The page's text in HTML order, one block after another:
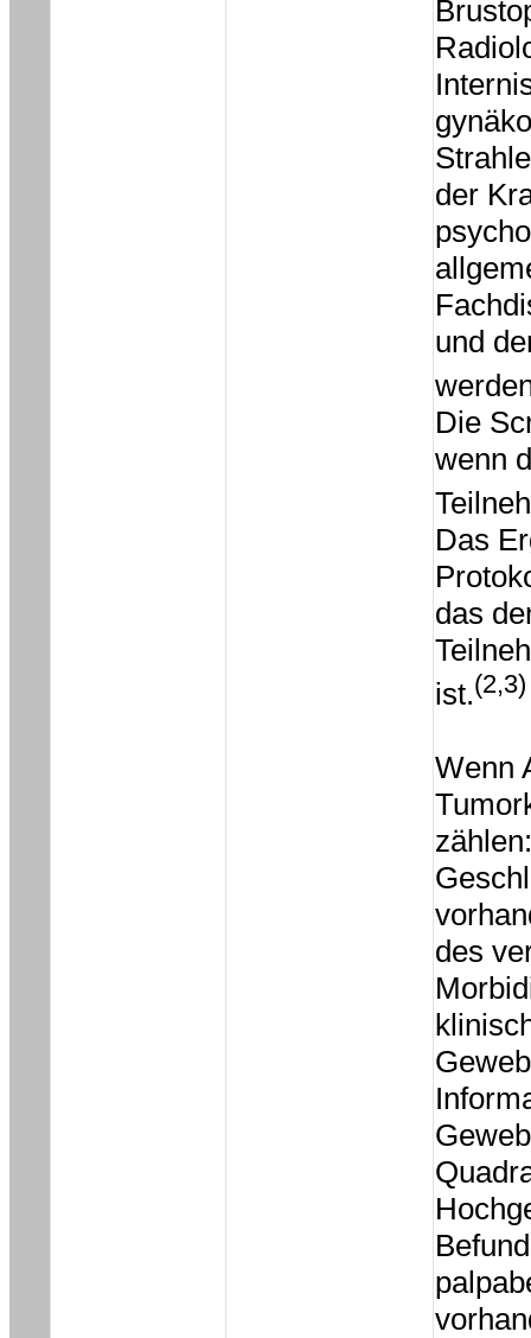
der
und
Die
wenn
Das
das
ist.(2,3)
Wenn
des